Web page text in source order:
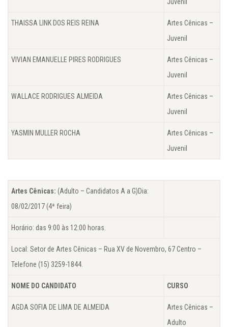
THAISSA LINK DOS REIS REINA
Artes Cênicas –
Juvenil
VIVIAN EMANUELLE PIRES RODRIGUES
Artes Cênicas –
Juvenil
WALLACE RODRIGUES ALMEIDA
Artes Cênicas –
Juvenil
YASMIN MULLER ROCHA
Artes Cênicas –
Juvenil
Artes Cênicas: (Adulto – Candidatos A a G)Dia:
08/02/2017 (4ª feira)
Horário: das 9:00 às 12:00 horas.
Local: Setor de Artes Cênicas – Rua XV de Novembro, 67 Centro –
Telefone (15) 3259-1844.
NOME DO CANDIDATO CURSO
AGDA SOFIA DE LIMA DE ALMEIDA
Artes Cênicas –
Adulto